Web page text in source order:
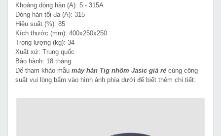
Khoảng dòng hàn (A): 5 - 315A
Dòng hàn tối đa (A): 315
Hiệu suất (%): 85
Kích thước (mm): 400x250x250
Trọng lượng (kg): 34
Xuất xứ: Trung quốc
Bảo hành: 18 tháng
Để tham khảo mẫu máy hàn Tig nhôm Jasic giá rẻ cùng công
suất vui lòng bấm vào hình ảnh phía dưới để biết thêm chi tiết: